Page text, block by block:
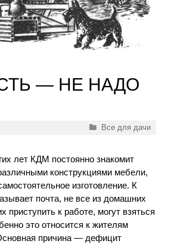
— НЕ НАДО
Рубрики
Все для дачи
лет КДМ постоянно знакомит
конструкциями мебели,
изготовление. К
почта, не все из домашних
к работе, могут взяться
это относится к жителям
причина — дефицит